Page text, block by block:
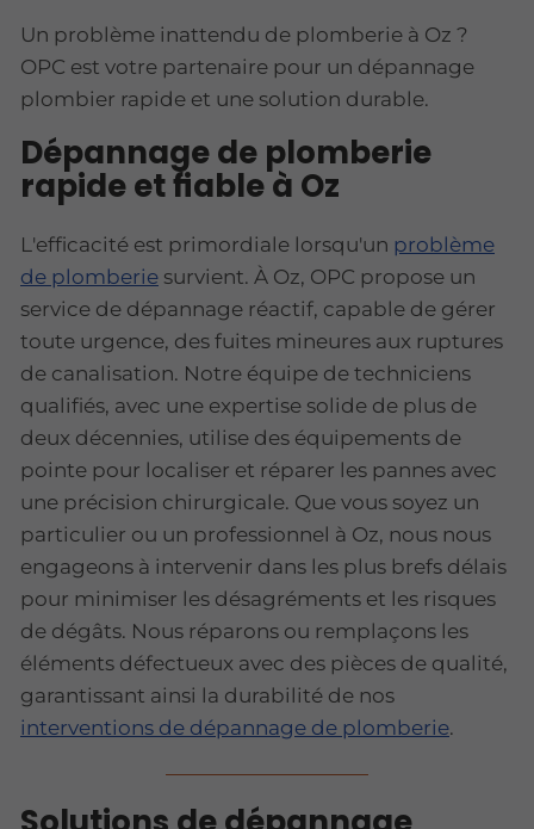
Un problème inattendu de plomberie à Oz ?
OPC est votre partenaire pour un dépannage
plombier rapide et une solution durable.
Dépannage de plomberie
rapide et fiable à Oz
L'efficacité est primordiale lorsqu'un problème
de plomberie survient. À Oz, OPC propose un
service de dépannage réactif, capable de gérer
toute urgence, des fuites mineures aux ruptures
de canalisation. Notre équipe de techniciens
qualifiés, avec une expertise solide de plus de
deux décennies, utilise des équipements de
pointe pour localiser et réparer les pannes avec
une précision chirurgicale. Que vous soyez un
particulier ou un professionnel à Oz, nous nous
engageons à intervenir dans les plus brefs délais
pour minimiser les désagréments et les risques
de dégâts. Nous réparons ou remplaçons les
éléments défectueux avec des pièces de qualité,
garantissant ainsi la durabilité de nos
interventions de dépannage de plomberie.